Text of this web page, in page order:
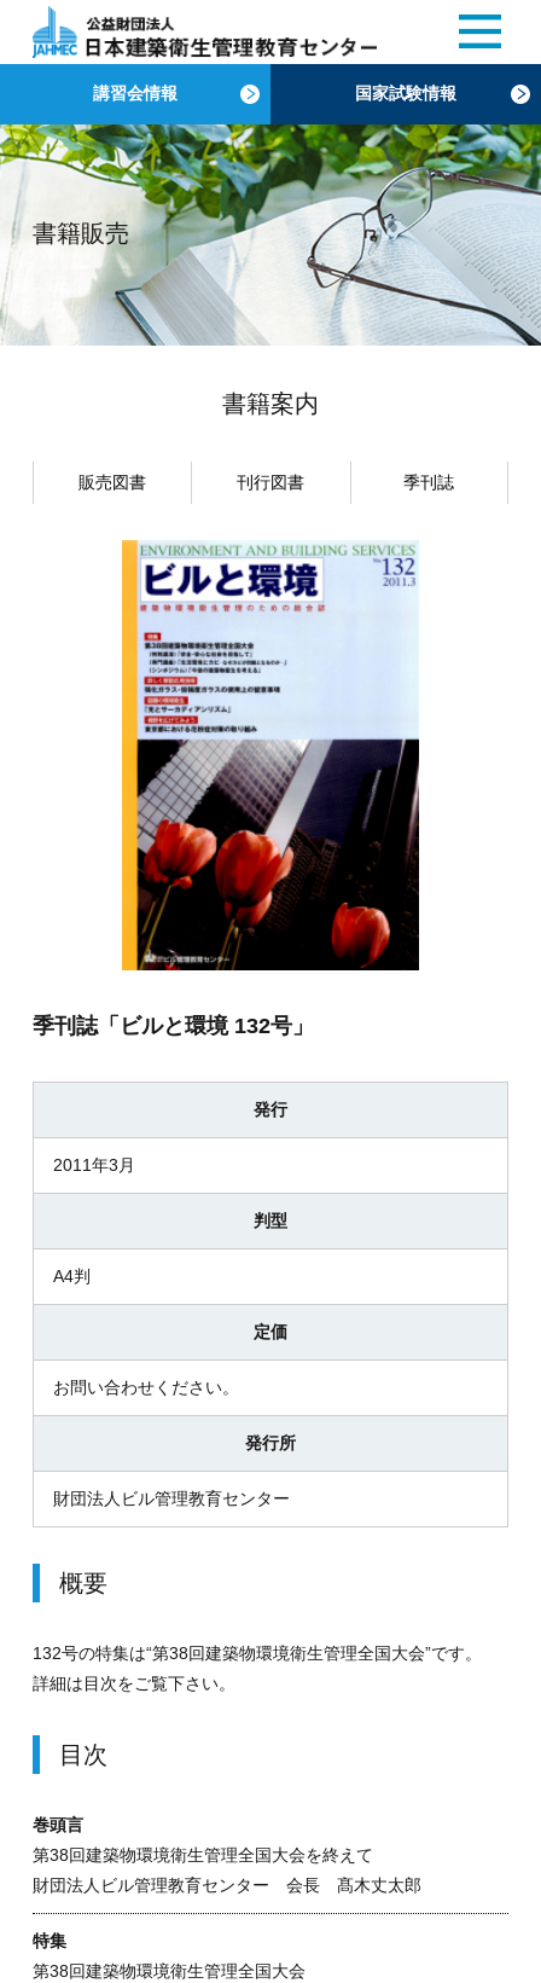
講習会情報 国家試験情報
書籍販売
書籍案内
販売図書 刊行図書 季刊誌
季刊誌「ビルと環境 132号」
発行
2011年3月
判型
A4判
定価
お問い合わせください。
発行所
財団法人ビル管理教育センター
概要
132号の特集は“第38回建築物環境衛生管理全国大会”です。
詳細は目次をご覧下さい。
目次
巻頭言
第38回建築物環境衛生管理全国大会を終えて
財団法人ビル管理教育センター 会長 髙木丈太郎
特集
第38回建築物環境衛生管理全国大会